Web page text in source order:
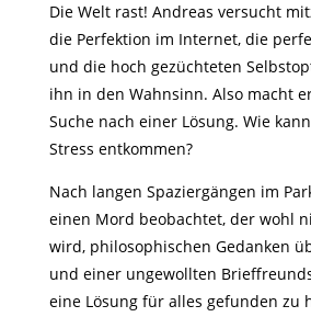
Die Welt rast! Andreas versucht
die Perfektion im Internet, die
und die hoch gezüchteten
ihn in den Wahnsinn. Also macht
Suche nach einer Lösung. Wie
Stress entkommen?
Nach langen Spaziergängen im
einen Mord beobachtet, der wohl
wird, philosophischen Gedanken
und einer ungewollten
eine Lösung für alles gefunden zu